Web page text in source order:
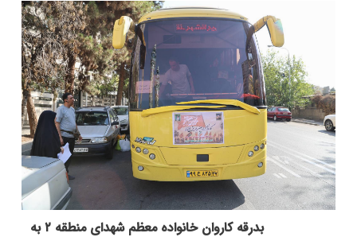
بدرقه کاروان خانواده معظم شهدای منطقه ۲ به